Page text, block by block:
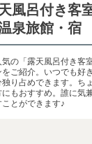
風呂付き客
泉旅館・宿
の「露天風呂付き客
ご紹介。いつでも好
り占めできます。ち
もおすすめ。誰に気
とができます♪